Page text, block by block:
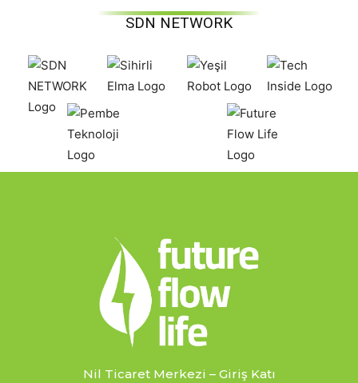
SDN NETWORK
Nil Ticaret Merkezi – Giriş Katı